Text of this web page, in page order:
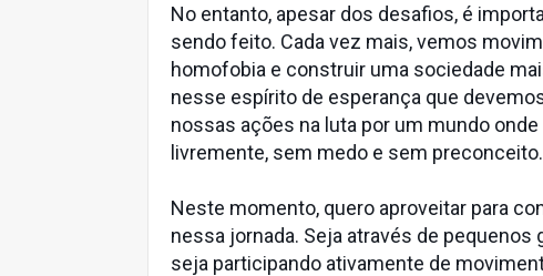
No entanto, apesar dos desafios, é
sendo feito. Cada vez mais, vemos
homofobia e construir uma sociedade
nesse espírito de esperança que
nossas ações na luta por um mundo
livremente, sem medo e sem preconceito.
Neste momento, quero aproveitar para
nessa jornada. Seja através de
seja participando ativamente de